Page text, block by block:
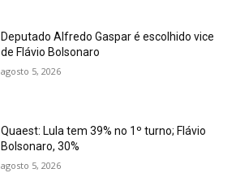
Deputado Alfredo Gaspar é escolhido vice
de Flávio Bolsonaro
agosto 5, 2026
Quaest: Lula tem 39% no 1º turno; Flávio
Bolsonaro, 30%
agosto 5, 2026